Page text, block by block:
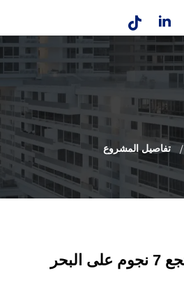
تفاصيل المشروع
تملك شقتك في منتجع 7 نجوم على البحر